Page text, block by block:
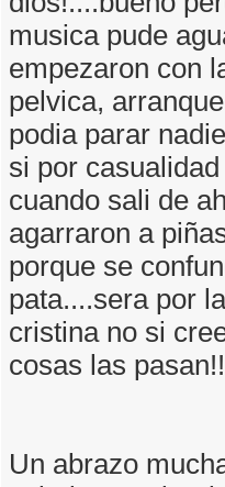
musica pude
empezaron con
pelvica,
podia parar
si por
cuando sali de
agarraron a
porque se
pata....sera por
cristina no si
cosas las
Un abrazo